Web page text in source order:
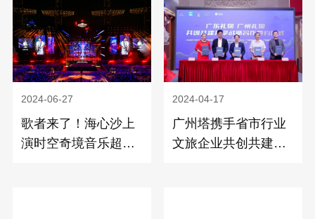
2024-06-27
歌者来了！海心沙上
演时空奇境音乐超现
2024-04-17
广州塔携手省市行业
文旅企业共创共建共